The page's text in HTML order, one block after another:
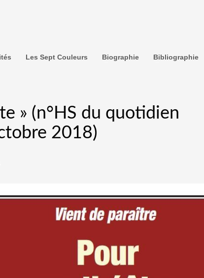
Les Sept Couleurs Biographie Bibliographie
» (n°HS du quotidien
2018)